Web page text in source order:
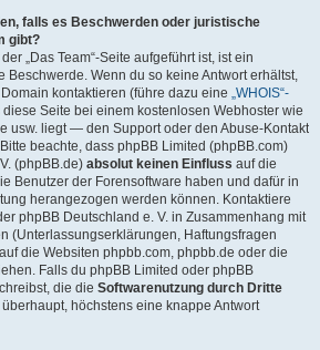
falls es Beschwerden oder juristische
gibt?
„Das Team“-Seite aufgeführt ist, ist ein
Beschwerde. Wenn du so keine Antwort erhältst,
kontaktieren (führe dazu eine „WHOIS“-
Seite bei einem kostenlosen Webhoster wie
usw. liegt — den Support oder den Abuse-Kontakt
beachte, dass phpBB Limited (phpBB.com)
(phpBB.de) absolut keinen Einfluss auf die
Benutzer der Forensoftware haben und dafür in
herangezogen werden können. Kontaktiere
phpBB Deutschland e. V. in Zusammenhang mit
(Unterlassungserklärungen, Haftungsfragen
auf die Websiten phpbb.com, phpbb.de oder die
Falls du phpBB Limited oder phpBB
die die Softwarenutzung durch Dritte
höchstens eine knappe Antwort